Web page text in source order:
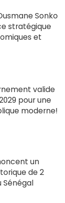
Sonko
stratégique
et
valide
pour une
moderne!
un
de 2
Sénégal